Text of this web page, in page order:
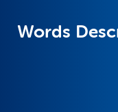
Words